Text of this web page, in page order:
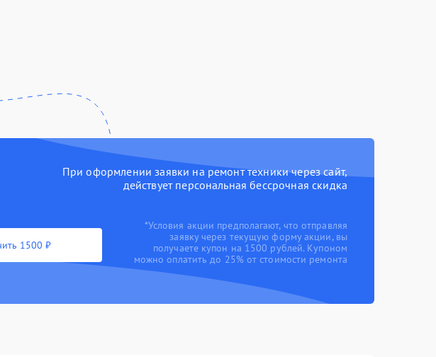
При оформлении заявки на ремонт техники через сайт,
действует персональная бессрочная скидка
1500 ₽
*Условия акции предполагают, что отправляя
заявку через текущую форму акции, вы
получаете купон на 1500 рублей. Купоном
можно оплатить до 25% от стоимости ремонта